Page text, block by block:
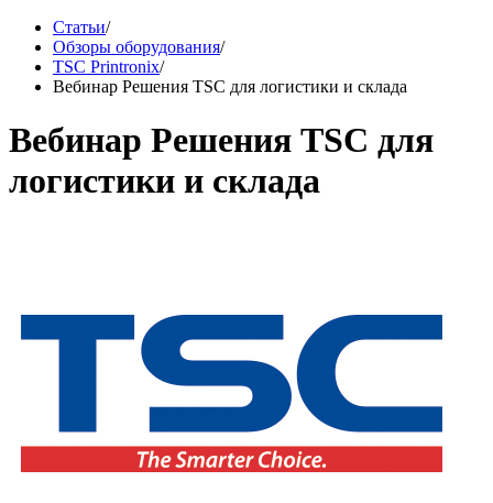
Статьи/
Обзоры оборудования/
TSC Printronix/
Вебинар Решения TSC для логистики и склада
Вебинар Решения TSC для
логистики и склада